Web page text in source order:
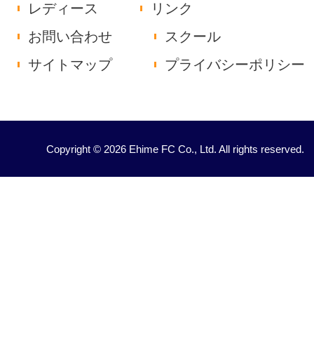
レディース
リンク
お問い合わせ
スクール
サイトマップ
プライバシーポリシー
Copyright © 2026 Ehime FC Co., Ltd. All rights reserved.